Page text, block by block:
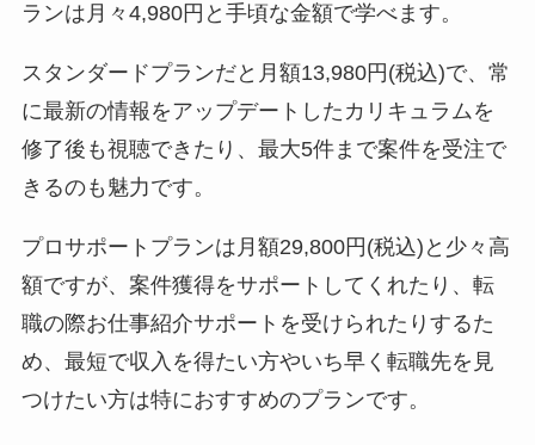
ランは月々4,980円と手頃な金額で学べます。
スタンダードプランだと月額13,980円(税込)で、常
に最新の情報をアップデートしたカリキュラムを
修了後も視聴できたり、最大5件まで案件を受注で
きるのも魅力です。
プロサポートプランは月額29,800円(税込)と少々高
額ですが、案件獲得をサポートしてくれたり、転
職の際お仕事紹介サポートを受けられたりするた
め、最短で収入を得たい方やいち早く転職先を見
つけたい方は特におすすめのプランです。